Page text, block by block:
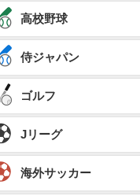
高校野球
侍ジャパン
ゴルフ
Jリーグ
海外サッカー